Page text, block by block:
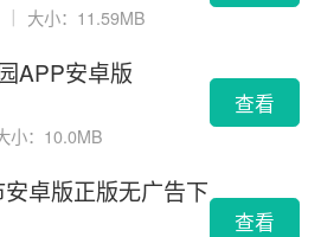
｜ 大小：11.59MB
APP安卓版
小：10.0MB
查看
卓版正版无广告下
查看